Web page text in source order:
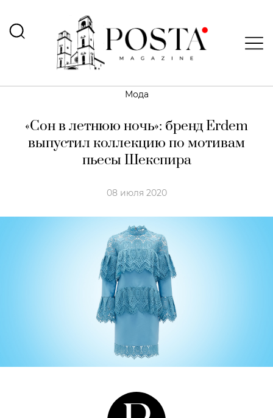
Мода
«Сон в летнюю ночь»: бренд Erdem
выпустил коллекцию по мотивам
пьесы Шекспира
08 июля 2020